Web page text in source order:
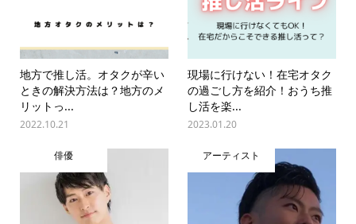
地方で推し活。オタクが辛い
ときの解決方法は？地方のメ
リットっ...
2022.10.21
現場に行けない！在宅オタク
の過ごし方を紹介！おうち推
し活を楽...
2023.01.20
俳優 アーティスト